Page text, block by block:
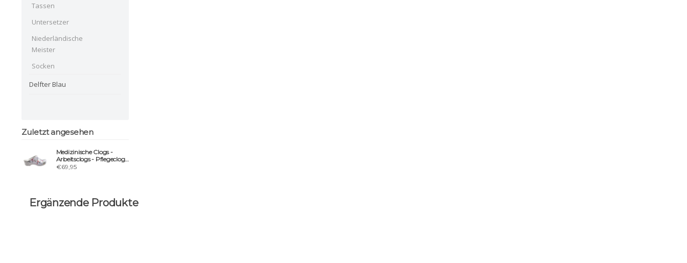
Tassen
Untersetzer
Niederländische
Meister
Socken
Delfter Blau
Zuletzt angesehen
Medizinische Clogs -
Arbeitsclogs - Pflegeclogs
- Blumen -
€69,95
Ergänzende Produkte